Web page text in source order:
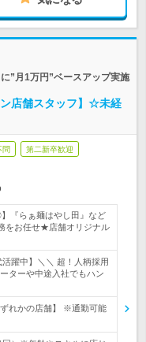
”月1万円”ベースアップ実施
店舗スタッフ】☆未経
問 第二新卒歓迎
『らぁ麺はやし田』など
をお任せ★店舗オリジナル
活躍中】＼＼ 超！人柄採用
ターや中途入社でもハン
ずれかの店舗】 ※通勤可能